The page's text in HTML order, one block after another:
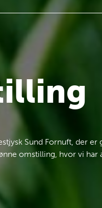
Sund Fornuft, der
omstilling, hvor vi